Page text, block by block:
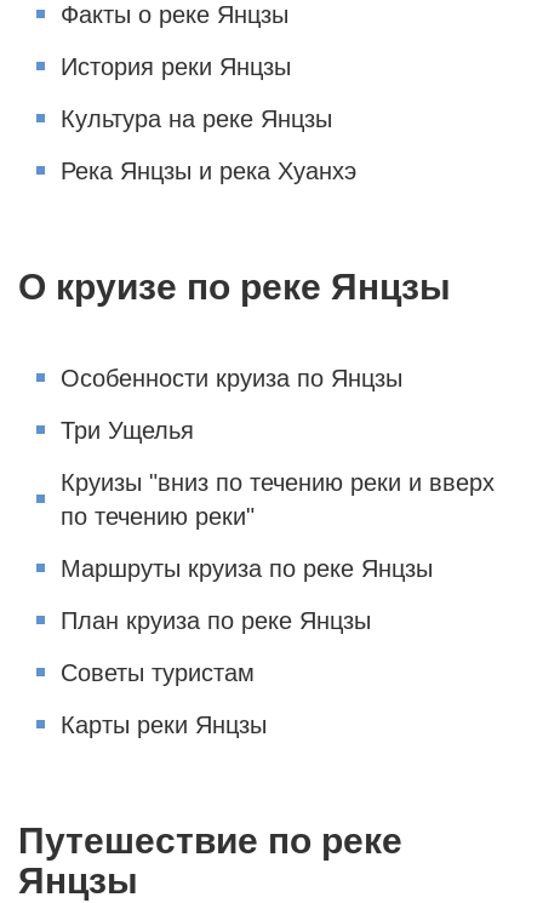
Факты о реке Янцзы
История реки Янцзы
Культура на реке Янцзы
Река Янцзы и река Хуанхэ
О круизе по реке Янцзы
Особенности круиза по Янцзы
Три Ущелья
Круизы "вниз по течению реки и вверх
по течению реки"
Маршруты круиза по реке Янцзы
План круиза по реке Янцзы
Советы туристам
Карты реки Янцзы
Путешествие по реке
Янцзы